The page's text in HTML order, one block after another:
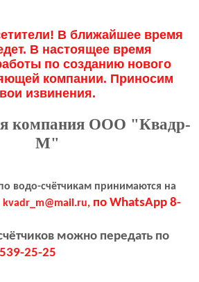
В ближайшее время
В настоящее время
по созданию нового
компании. Приносим
извинения.
компания ООО "Квадр-
М"
водо-счётчикам принимаются на
kvadr_m@mail.ru, по WhatsApp 8-
можно передать по
25-25